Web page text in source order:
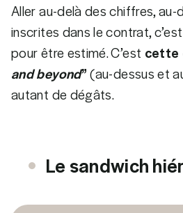
Aller au-delà des chiffres, au-
inscrites dans le contrat,
pour être estimé. C’est cette
and beyond”(au-dessus et
autant de dégâts.
Le sandwich